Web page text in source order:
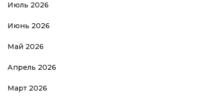
Июль 2026
Июнь 2026
Май 2026
Апрель 2026
Март 2026